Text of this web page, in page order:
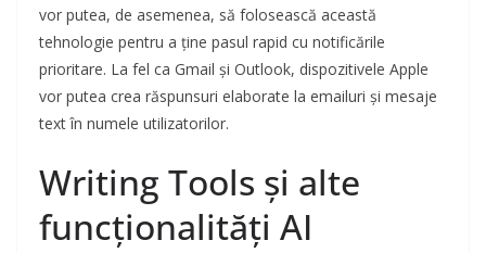
vor putea, de asemenea, să folosească această
tehnologie pentru a ține pasul rapid cu notificările
prioritare. La fel ca Gmail și Outlook, dispozitivele Apple
vor putea crea răspunsuri elaborate la emailuri și mesaje
text în numele utilizatorilor.
Writing Tools și alte
funcționalități AI